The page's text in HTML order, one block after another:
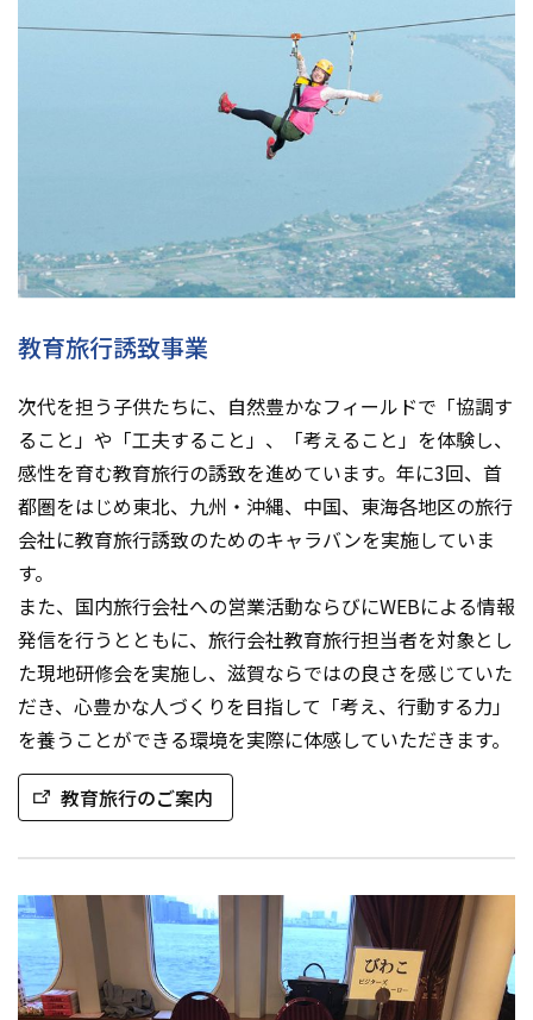
教育旅行誘致事業
次代を担う子供たちに、自然豊かなフィールドで「協調す
ること」や「工夫すること」、「考えること」を体験し、
感性を育む教育旅行の誘致を進めています。年に3回、首
都圏をはじめ東北、九州・沖縄、中国、東海各地区の旅行
会社に教育旅行誘致のためのキャラバンを実施していま
す。
また、国内旅行会社への営業活動ならびにWEBによる情報
発信を行うとともに、旅行会社教育旅行担当者を対象とし
た現地研修会を実施し、滋賀ならではの良さを感じていた
だき、心豊かな人づくりを目指して「考え、行動する力」
を養うことができる環境を実際に体感していただきます。
教育旅行のご案内